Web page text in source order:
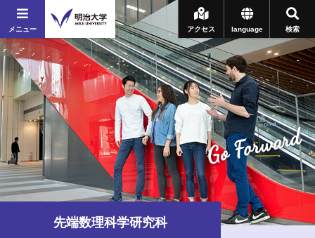
メニュー 検索
language
アクセス
Go Forward
先端数理科学研究科